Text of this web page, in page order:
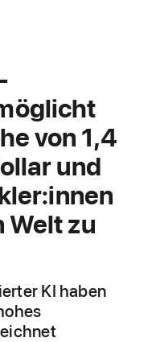
von 1,4
und
Welt zu
KI haben